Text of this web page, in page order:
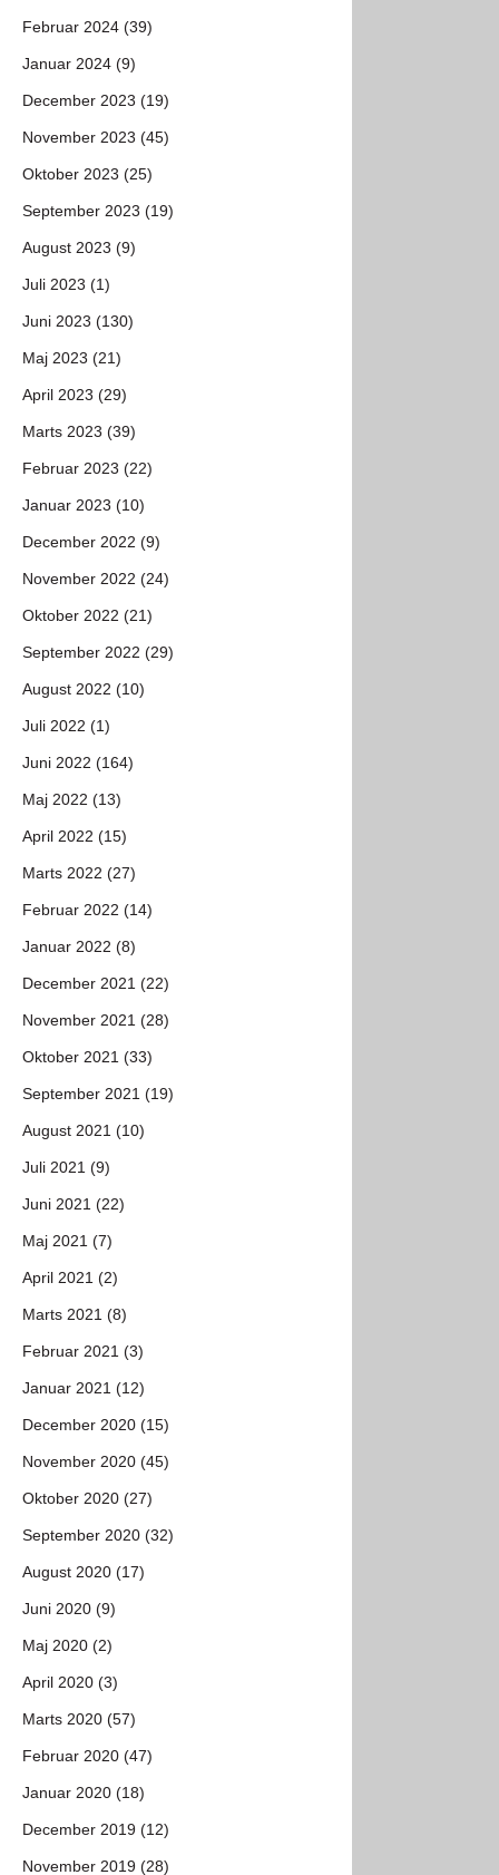
Februar 2024 (39)
Januar 2024 (9)
December 2023 (19)
November 2023 (45)
Oktober 2023 (25)
September 2023 (19)
August 2023 (9)
Juli 2023 (1)
Juni 2023 (130)
Maj 2023 (21)
April 2023 (29)
Marts 2023 (39)
Februar 2023 (22)
Januar 2023 (10)
December 2022 (9)
November 2022 (24)
Oktober 2022 (21)
September 2022 (29)
August 2022 (10)
Juli 2022 (1)
Juni 2022 (164)
Maj 2022 (13)
April 2022 (15)
Marts 2022 (27)
Februar 2022 (14)
Januar 2022 (8)
December 2021 (22)
November 2021 (28)
Oktober 2021 (33)
September 2021 (19)
August 2021 (10)
Juli 2021 (9)
Juni 2021 (22)
Maj 2021 (7)
April 2021 (2)
Marts 2021 (8)
Februar 2021 (3)
Januar 2021 (12)
December 2020 (15)
November 2020 (45)
Oktober 2020 (27)
September 2020 (32)
August 2020 (17)
Juni 2020 (9)
Maj 2020 (2)
April 2020 (3)
Marts 2020 (57)
Februar 2020 (47)
Januar 2020 (18)
December 2019 (12)
November 2019 (28)